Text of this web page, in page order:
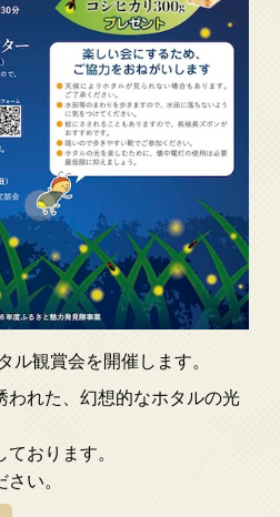
ル観賞会を開催します。
われた、幻想的なホタルの光
おります。
い。